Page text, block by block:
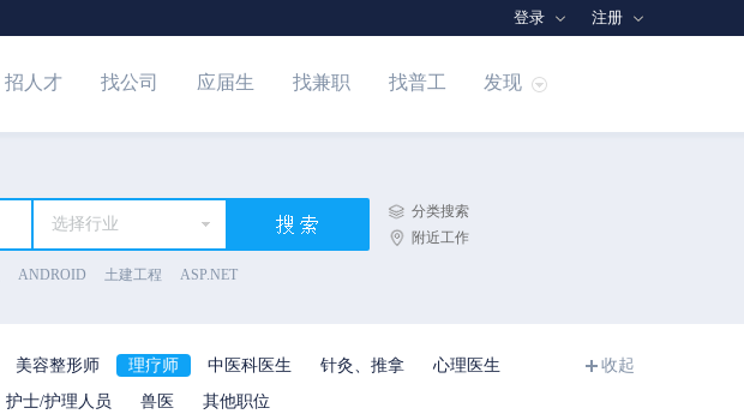
注册
登录
招人才 找公司 应届生 找兼职 找普工 发现
选择行业
分类搜索
附近工作
ANDROID 土建工程 ASP.NET
美容整形师 理疗师 中医科医生 针灸、推拿
心理医生
护士/护理人员 兽医 其他职位
收起